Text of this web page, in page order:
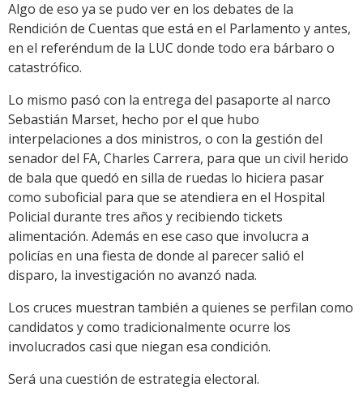
Algo de eso ya se pudo ver en los debates de la
Rendición de Cuentas que está en el Parlamento y antes,
en el referéndum de la LUC donde todo era bárbaro o
catastrófico.
Lo mismo pasó con la entrega del pasaporte al narco
Sebastián Marset, hecho por el que hubo
interpelaciones a dos ministros, o con la gestión del
senador del FA, Charles Carrera, para que un civil herido
de bala que quedó en silla de ruedas lo hiciera pasar
como suboficial para que se atendiera en el Hospital
Policial durante tres años y recibiendo tickets
alimentación. Además en ese caso que involucra a
policías en una fiesta de donde al parecer salió el
disparo, la investigación no avanzó nada.
Los cruces muestran también a quienes se perfilan como
candidatos y como tradicionalmente ocurre los
involucrados casi que niegan esa condición.
Será una cuestión de estrategia electoral.